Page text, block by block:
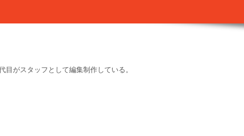
がスタッフとして編集制作している。